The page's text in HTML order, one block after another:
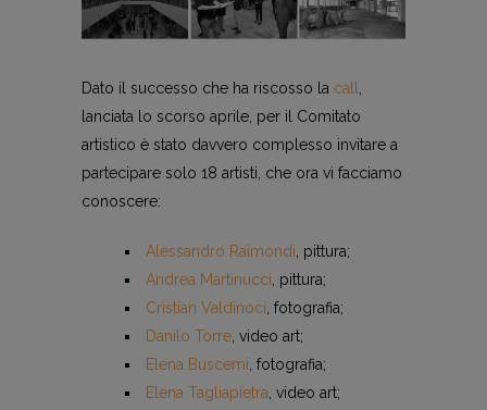
Dato il successo che ha riscosso la call
lanciata lo scorso aprile, per il Comitato
artistico è stato davvero complesso invitare a
partecipare solo 18 artisti, che ora vi facciamo
conoscere:
Alessandro Raimondi , pittura;
Andrea Martinucci , pittura;
Cristian Valdinoci , fotografia;
Danilo Torre, video art;
Elena Buscemi , fotografia;
Elena Tagliapietra , video art;